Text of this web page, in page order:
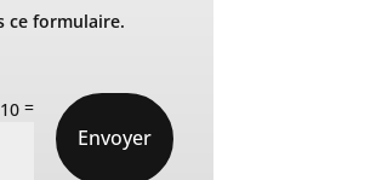
ce formulaire.
=
Envoyer